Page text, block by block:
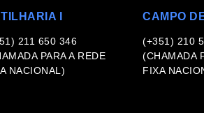
I
211 650 346
PARA A REDE
NACIONAL)
CAMPO
(+351) 210
(CHAMADA
FIXA